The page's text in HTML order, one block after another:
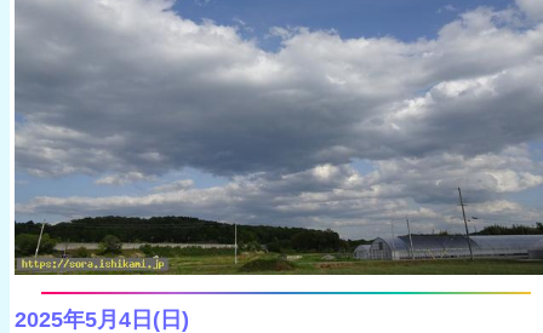
2025年5月4日(日)